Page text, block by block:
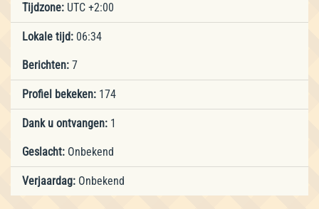
Tijdzone: UTC +2:00
Lokale tijd: 06:34
Berichten: 7
Profiel bekeken: 174
Dank u ontvangen: 1
Geslacht: Onbekend
Verjaardag: Onbekend